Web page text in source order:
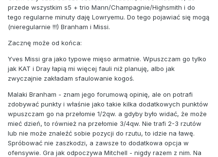
przede wszystkim s5 + trio Mann/Champagnie/Highsmith i do
tego regularne minuty daję Lowryemu. Do tego pojawiać się mogą
(nieregularnie !!!) Branham i Missi.
Zacznę może od końca:
Yves Missi gra jako typowe mięso armatnie. Wpuszczam go tylko
jak KAT i Dray łapią mi więcej fauli niż planuję, albo jak
zwyczajnie zakładam sfaulowanie kogoś.
Malaki Branham - znam jego forumową opinię, ale on potrafi
zdobywać punkty i właśnie jako takie kilka dodatkowych punktów
wpuszczam go na przełomie 1/2qw. a gdyby było widać, że może
mieć dzień, to również na przełomie 3/4qw. Nie trafi 2-3 rzutów
lub nie może znaleźć sobie pozycji do rzutu, to idzie na ławę.
Spróbować nie zaszkodzi, a zawsze to dodatkowa opcja w
ofensywie. Gra jak odpoczywa Mitchell - nigdy razem z nim. Na